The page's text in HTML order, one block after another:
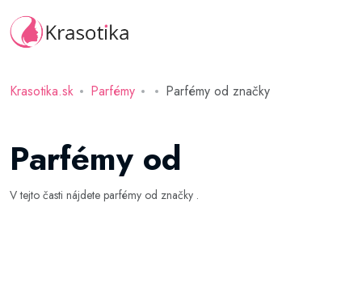
Krasotika.sk Parfémy Parfémy od značky
Parfémy od
V tejto časti nájdete parfémy od značky .